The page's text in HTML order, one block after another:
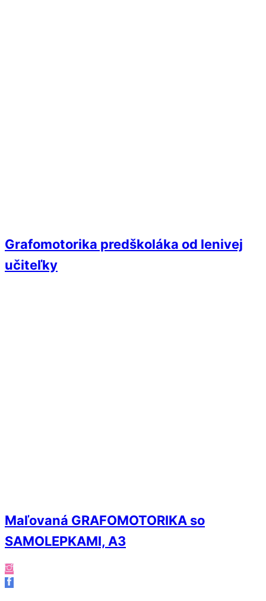
Grafomotorika predškoláka od lenivej
učiteľky
Maľovaná GRAFOMOTORIKA so
SAMOLEPKAMI, A3